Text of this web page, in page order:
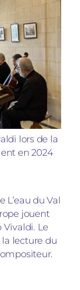
lors de la
en 2024
L’eau du Val
jouent
Vivaldi. Le
lecture du